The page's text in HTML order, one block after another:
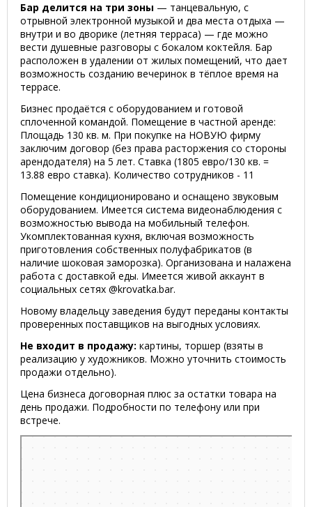
Бар делится на три зоны — танцевальную, с
отрывной электронной музыкой и два места отдыха —
внутри и во дворике (летняя терраса) — где можно
вести душевные разговоры с бокалом коктейля. Бар
расположен в удалении от жилых помещений, что дает
возможность созданию вечеринок в тёплое время на
террасе.
Бизнес продаётся с оборудованием и готовой
сплоченной командой. Помещение в частной аренде:
Площадь 130 кв. м. При покупке на НОВУЮ фирму
заключим договор (без права расторжения со стороны
арендодателя) на 5 лет. Ставка (1805 евро/130 кв. =
13.88 евро ставка). Количество сотрудников - 11
Помещение кондиционировано и оснащено звуковым
оборудованием. Имеется система видеонаблюдения с
возможностью вывода на мобильный телефон.
Укомплектованная кухня, включая возможность
приготовления собственных полуфабрикатов (в
наличие шоковая заморозка). Организована и налажена
работа с доставкой еды. Имеется живой аккаунт в
социальных сетях @krovatka.bar.
Новому владельцу заведения будут переданы контакты
проверенных поставщиков на выгодных условиях.
Не входит в продажу: картины, торшер (взяты в
реализацию у художников. Можно уточнить стоимость
продажи отдельно).
Цена бизнеса договорная плюс за остатки товара на
день продажи. Подробности по телефону или при
встрече.